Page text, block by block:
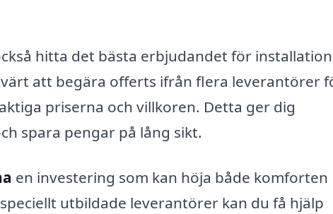
hitta det bästa erbjudandet för installation
att begära offerts ifrån flera leverantörer
priserna och villkoren. Detta ger dig
spara pengar på lång sikt.
en investering som kan höja både komforten
utbildade leverantörer kan du få hjälp